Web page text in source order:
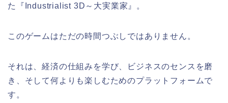
た『Industrialist 3D～大実業家』。
このゲームはただの時間つぶしではありません。
それは、経済の仕組みを学び、ビジネスのセンスを磨
き、そして何よりも楽しむためのプラットフォームで
す。